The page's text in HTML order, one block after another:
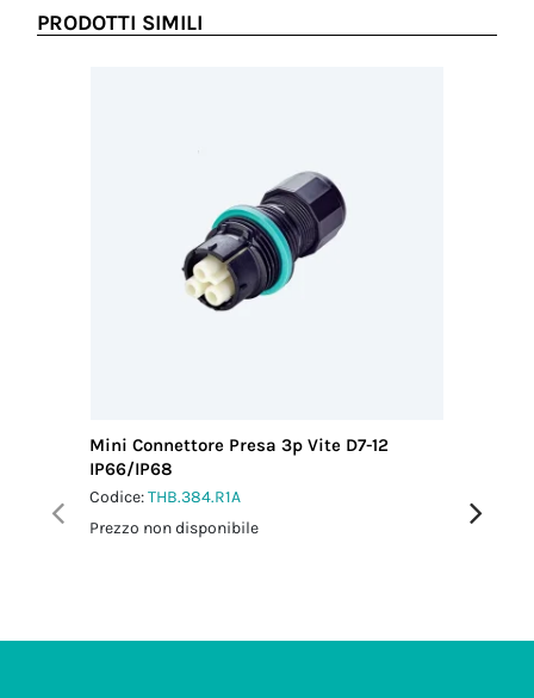
PRODOTTI SIMILI
Mini Connettore Presa 3p Vite D7-12
IP66/IP68
Codice:THB.384.R1A
Prezzo non disponibile
Prezzo